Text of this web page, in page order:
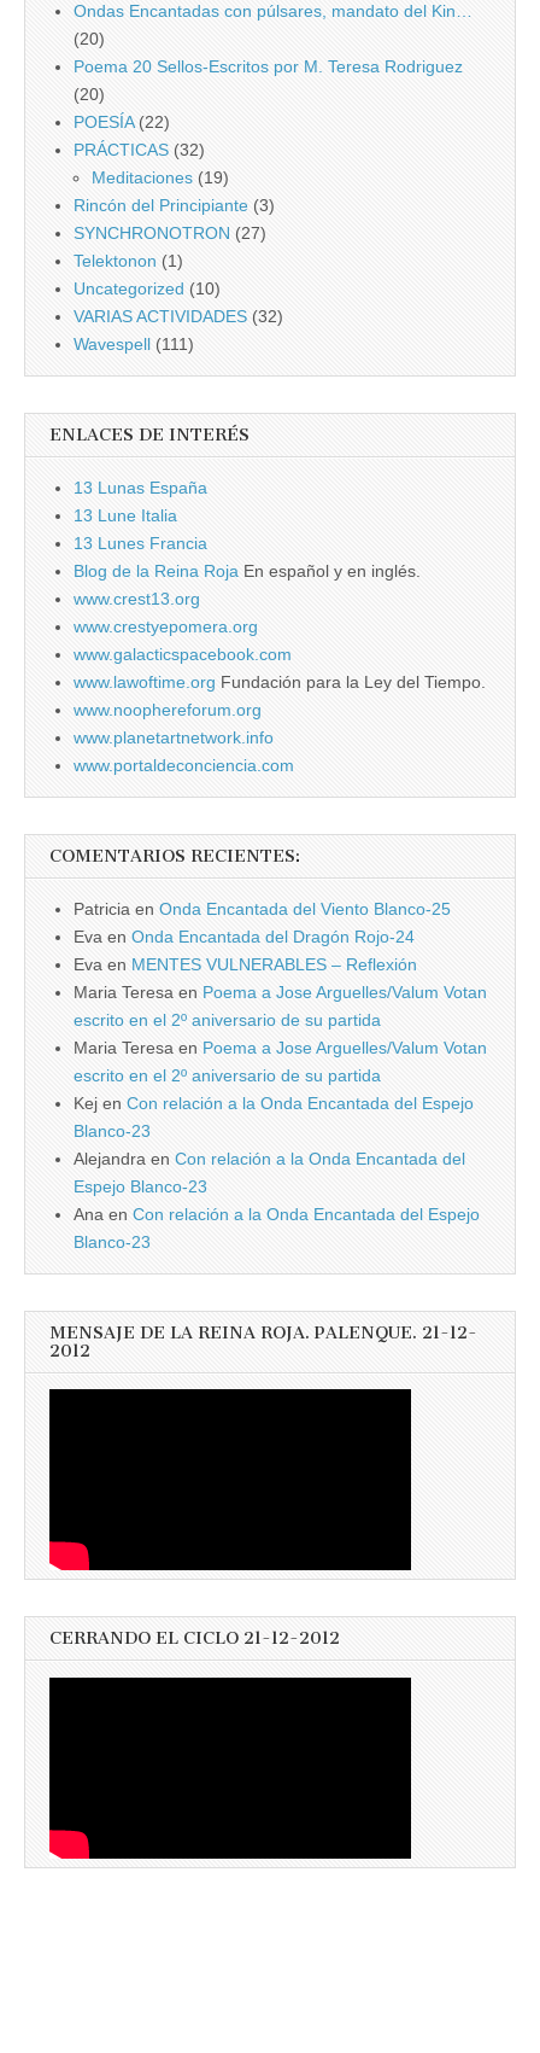
Ondas Encantadas con púlsares, mandato del Kin…
(20)
Poema 20 Sellos-Escritos por M. Teresa Rodriguez
(20)
POESÍA(22)
PRÁCTICAS (32)
Meditaciones (19)
Rincón del Principiante (3)
SYNCHRONOTRON (27)
Telektonon (1)
Uncategorized (10)
VARIAS ACTIVIDADES (32)
Wavespell (111)
ENLACES DE INTERÉS
13 Lunas España
13 Lune Italia
13 Lunes Francia
Blog de la Reina Roja En español y en inglés.
www.crest13.org
www.crestyepomera.org
www.galacticspacebook.com
www.lawoftime.org Fundación para la Ley del Tiempo.
www.noophereforum.org
www.planetartnetwork.info
www.portaldeconciencia.com
COMENTARIOS RECIENTES:
Patricia en Onda Encantada del Viento Blanco-25
Eva en Onda Encantada del Dragón Rojo-24
Eva en MENTES VULNERABLES – Reflexión
Maria Teresa en Poema a Jose Arguelles/Valum Votan
escrito en el 2º aniversario de su partida
Maria Teresa en Poema a Jose Arguelles/Valum Votan
escrito en el 2º aniversario de su partida
Kej en Con relación a la Onda Encantada del Espejo
Blanco-23
Alejandra en Con relación a la Onda Encantada del
Espejo Blanco-23
Ana en Con relación a la Onda Encantada del Espejo
Blanco-23
MENSAJE DE LA REINA ROJA. PALENQUE. 21-12-
2012
CERRANDO EL CICLO 21-12-2012